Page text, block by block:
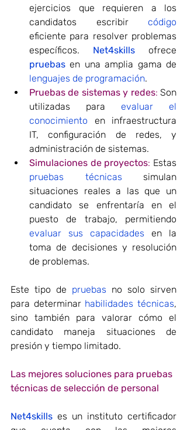
ejercicios que requieren a los
candidatos escribir código
eficiente para resolver problemas
específicos. Net4skills
pruebas
lenguajes de programación.
Pruebas de sistemas y redes: Son
utilizadas para evaluar el
conocimiento en infraestructura
IT, configuración de redes, y
administración de sistemas.
Simulaciones de proyectos:
pruebas técnicas simulan
situaciones reales a las que un
candidato se enfrentaría en el
evaluar sus capacidades en la
toma de decisiones y resolución
de problemas.
Este tipo de pruebas no solo sirven
para determinar habilidades técnicas,
sino también para valorar cómo el
candidato maneja situaciones de
presión y tiempo limitado.
Las mejores soluciones para pruebas
técnicas de selección de personal
Net4skills es un instituto certificador